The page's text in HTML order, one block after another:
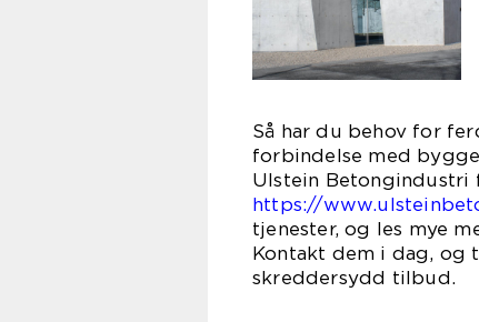
Så har du behov for
forbindelse med
Ulstein Betongindustri
https://
tjenester, og les mye
Kontakt dem i dag, og
skreddersydd tilbud.